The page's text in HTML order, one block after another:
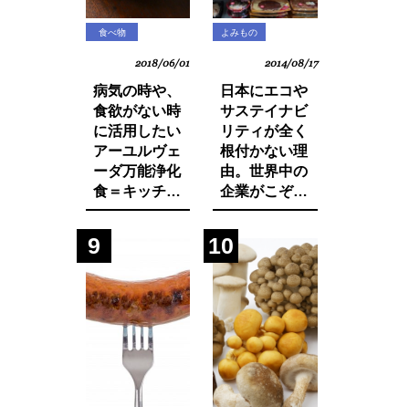
食べ物
2018/06/01
病気の時や、
食欲がない時
に活用したい
アーユルヴェ
ーダ万能浄化
食＝キッチャ
リーの作り方
よみもの
2014/08/17
日本にエコや
サステイナビ
リティが全く
根付かない理
由。世界中の
企業がこぞっ
て取り組む
SDGsへの遅
れ。それは日
本人・日本企
業と政府の意
識の低さにあ
った！
9 10